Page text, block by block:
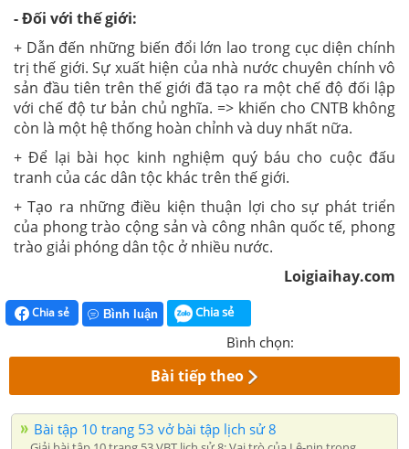
- Đối với thế giới:
+ Dẫn đến những biến đổi lớn lao trong cục diện chính
trị thế giới. Sự xuất hiện của nhà nước chuyên chính vô
sản đầu tiên trên thế giới đã tạo ra một chế độ đối lập
với chế độ tư bản chủ nghĩa. => khiến cho CNTB không
còn là một hệ thống hoàn chỉnh và duy nhất nữa.
+ Để lại bài học kinh nghiệm quý báu cho cuộc đấu
tranh của các dân tộc khác trên thế giới.
+ Tạo ra những điều kiện thuận lợi cho sự phát triển
của phong trào cộng sản và công nhân quốc tế, phong
trào giải phóng dân tộc ở nhiều nước.
Loigiaihay.com
Chia sẻ Bình luận Chia sẻ
Bình chọn:
Bài tiếp theo
Bài tập 10 trang 53 vở bài tập lịch sử 8